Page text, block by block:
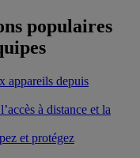
populaires
appareils depuis
à distance et la
et protégez